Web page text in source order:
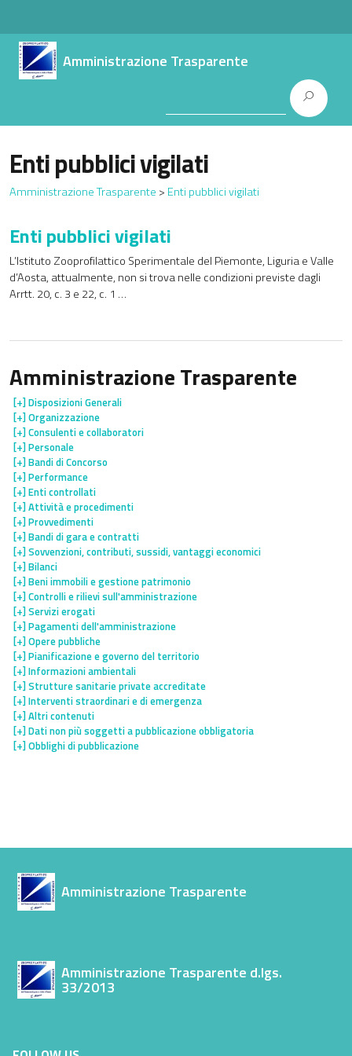
Amministrazione Trasparente
Enti pubblici vigilati
Amministrazione Trasparente > Enti pubblici vigilati
Enti pubblici vigilati
L’Istituto Zooprofilattico Sperimentale del Piemonte, Liguria e Valle
d’Aosta, attualmente, non si trova nelle condizioni previste dagli
Arrtt. 20, c. 3 e 22, c. 1 …
Amministrazione Trasparente
[+]Disposizioni Generali
[+]Organizzazione
[+]Consulenti e collaboratori
[+]Personale
[+]Bandi di Concorso
[+]Performance
[+]Enti controllati
[+]Attività e procedimenti
[+]Provvedimenti
[+]Bandi di gara e contratti
[+]Sovvenzioni, contributi, sussidi, vantaggi economici
[+]Bilanci
[+]Beni immobili e gestione patrimonio
[+]Controlli e rilievi sull'amministrazione
[+]Servizi erogati
[+]Pagamenti dell'amministrazione
[+]Opere pubbliche
[+]Pianificazione e governo del territorio
[+]Informazioni ambientali
[+]Strutture sanitarie private accreditate
[+]Interventi straordinari e di emergenza
[+]Altri contenuti
[+]Dati non più soggetti a pubblicazione obbligatoria
[+]Obblighi di pubblicazione
Amministrazione Trasparente
Amministrazione Trasparente d.lgs.
33/2013